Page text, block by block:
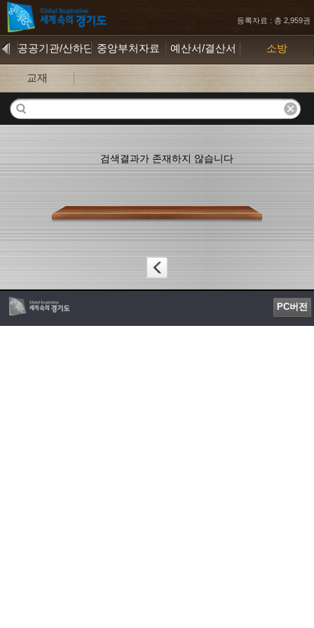
등록자료 : 총 2,959권
공공기관/산하단체중앙부처자료 예산서/결산서 소방
교재
검색결과가 존재하지 않습니다
PC버전